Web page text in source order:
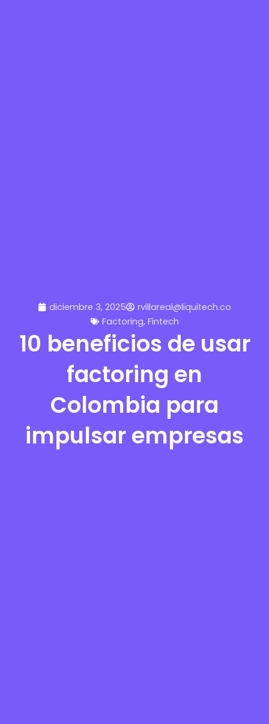
diciembre 3, 2025
rvillareal@liquitech.co
Factoring, Fintech
10 beneficios de usar
factoring en
Colombia para
impulsar empresas